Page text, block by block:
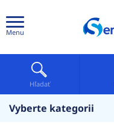
Menu
Hľadať
Vyberte kategorii